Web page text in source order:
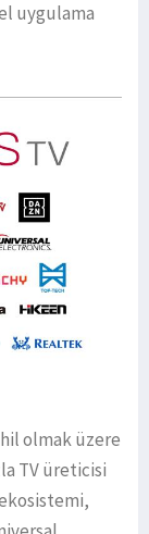
uygulama
olmak üzere
TV üreticisi